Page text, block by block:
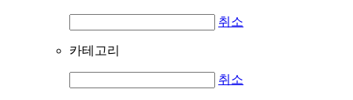
취소
카테고리
취소